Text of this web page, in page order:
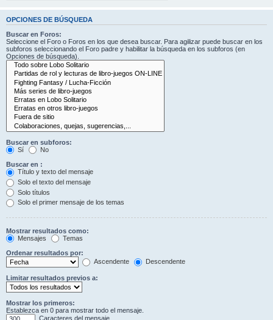
OPCIONES DE BÚSQUEDA
Buscar en Foros:
Seleccione el Foro o Foros en los que desea buscar. Para agilizar puede buscar en los
subforos seleccionando el Foro padre y habilitar la búsqueda en los subforos (en
Opciones de búsqueda).
Buscar en subforos:
Sí
No
Buscar en :
Título y texto del mensaje
Solo el texto del mensaje
Solo títulos
Solo el primer mensaje de los temas
Mostrar resultados como:
Mensajes
Temas
Ordenar resultados por:
Ascendente
Descendente
Limitar resultados previos a:
Mostrar los primeros:
Establezca en 0 para mostrar todo el mensaje.
Caracteres del mensaje